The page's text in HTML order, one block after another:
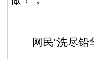
网民“洗尽铅华